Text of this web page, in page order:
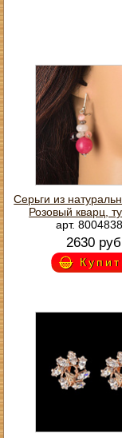
Серьги из
Розовый кварц,
арт.
2630